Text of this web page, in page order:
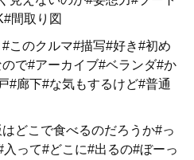
間取り図
このクルマ#描写#好き#初め
で#アーカイブ#ベランダ#か
#廊下#な気もするけど#普通
どこで食べるのだろうか#っ
って#どこに#出るの#ぼーっ